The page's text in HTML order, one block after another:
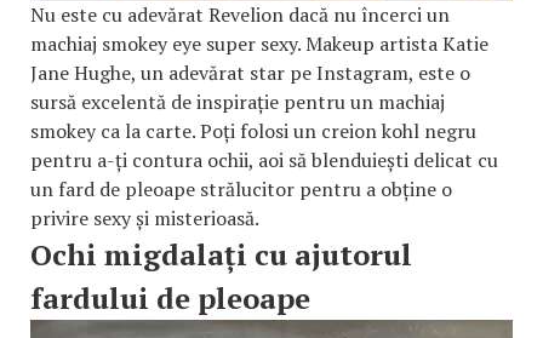
Nu este cu adevărat Revelion dacă nu încerci un
machiaj smokey eye super sexy. Makeup artista Katie
Jane Hughe, un adevărat star pe Instagram, este o
sursă excelentă de inspirație pentru un machiaj
smokey ca la carte. Poți folosi un creion kohl negru
pentru a-ți contura ochii, aoi să blenduiești delicat cu
un fard de pleoape strălucitor pentru a obține o
privire sexy și misterioasă.
Ochi migdalați cu ajutorul
fardului de pleoape